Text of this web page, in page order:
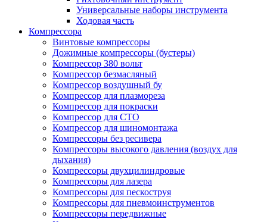
Универсальные наборы инструмента
Ходовая часть
Компрессора
Винтовые компрессоры
Дожимные компрессоры (бустеры)
Компрессор 380 вольт
Компрессор безмасляный
Компрессор воздушный бу
Компрессор для плазмореза
Компрессор для покраски
Компрессор для СТО
Компрессор для шиномонтажа
Компрессоры без ресивера
Компрессоры высокого давления (воздух для
дыхания)
Компрессоры двухцилиндровые
Компрессоры для лазера
Компрессоры для пескоструя
Компрессоры для пневмоинструментов
Компрессоры передвижные